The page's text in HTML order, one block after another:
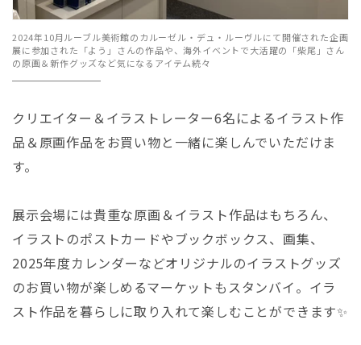
2024年10月ルーブル美術館のカルーゼル・デュ・ルーヴルにて開催された企画
展に参加された「よう」さんの作品や、海外イベントで大活躍の「柴尾」さん
の原画＆新作グッズなど気になるアイテム続々
クリエイター＆イラストレーター6名によるイラスト作
品＆原画作品をお買い物と一緒に楽しんでいただけま
す。
展示会場には貴重な原画＆イラスト作品はもちろん、
イラストのポストカードやブックボックス、画集、
2025年度カレンダーなどオリジナルのイラストグッズ
のお買い物が楽しめるマーケットもスタンバイ。イラ
スト作品を暮らしに取り入れて楽しむことができます✨